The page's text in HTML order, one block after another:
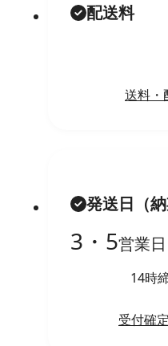
配送料
送料・
発送日（納
3・5営業日
14時
受付確